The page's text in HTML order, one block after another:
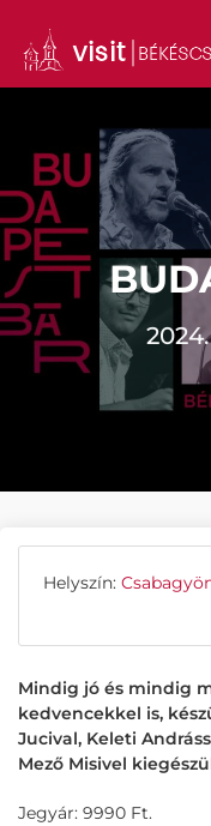
Helyszín:
Mindig jó és mindig
kedvencekkel is,
Jucival, Keleti
Mező Misivel
Jegyár: 9990 Ft.